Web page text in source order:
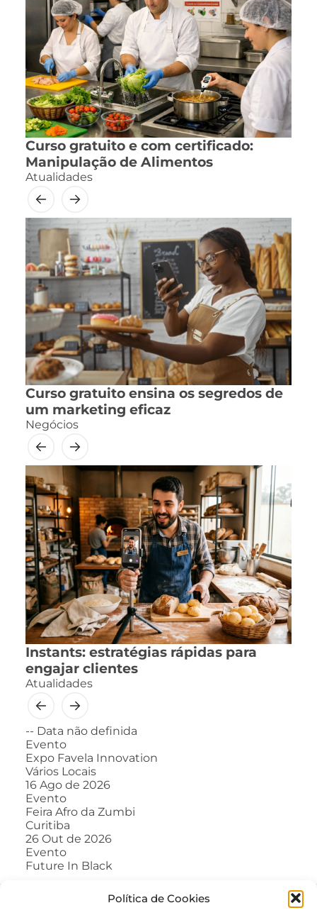
Política de Cookies
Curso gratuito e com certificado:
Manipulação de Alimentos
Atualidades
Curso gratuito ensina os segredos de
um marketing eficaz
Negócios
Instants: estratégias rápidas para
engajar clientes
Atualidades
-- Data não definida
Evento
Expo Favela Innovation
Vários Locais
16 Ago de 2026
Evento
Feira Afro da Zumbi
Curitiba
26 Out de 2026
Evento
Future In Black